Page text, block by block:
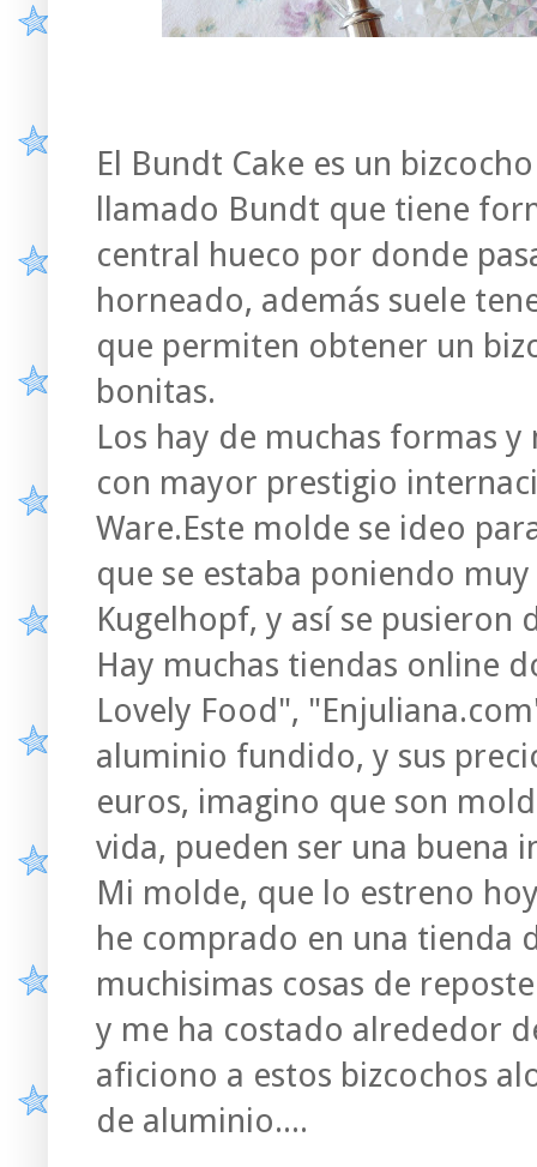
El Bundt Cake es un
llamado Bundt que tiene
central hueco por donde
horneado, además suele
que permiten obtener un
bonitas.
Los hay de muchas formas
con mayor prestigio
Ware.Este molde se ideo
que se estaba poniendo
Kugelhopf, y así se pusieron
Hay muchas tiendas online
Lovely Food",
aluminio fundido, y sus
euros, imagino que son
vida, pueden ser una buena
Mi molde, que lo estreno
he comprado en una tienda
muchisimas cosas de
y me ha costado alrededor
aficiono a estos bizcochos
de aluminio....